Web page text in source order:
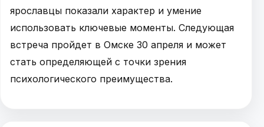
ярославцы показали характер и умение
использовать ключевые моменты. Следующая
встреча пройдет в Омске 30 апреля и может
стать определяющей с точки зрения
психологического преимущества.